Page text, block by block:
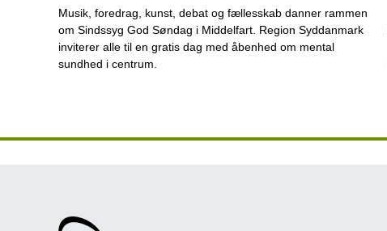
Musik, foredrag, kunst, debat og fællesskab danner rammen
om Sindssyg God Søndag i Middelfart. Region Syddanmark
inviterer alle til en gratis dag med åbenhed om mental
sundhed i centrum.